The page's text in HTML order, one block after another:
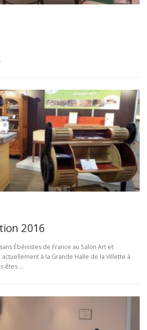
2016
Ébénistes de France au Salon Art et
à la Grande Halle de la Villette à
êtes …